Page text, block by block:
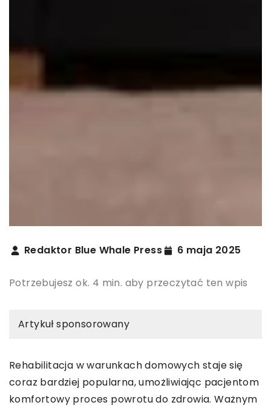
Redaktor Blue Whale Press 6 maja 2025
Potrzebujesz ok. 4 min. aby przeczytać ten wpis
Artykuł sponsorowany
Rehabilitacja w warunkach domowych staje się
coraz bardziej popularna, umożliwiając pacjentom
komfortowy proces powrotu do zdrowia. Ważnym